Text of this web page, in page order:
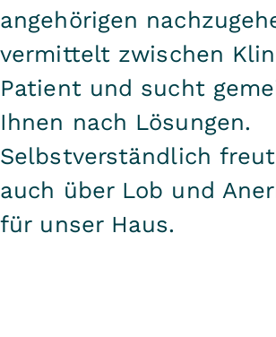
angehörigen
vermittelt zwischen
Patient und sucht
Ihnen nach Lösungen.
Selbstverständlich
auch über Lob und
für unser Haus.